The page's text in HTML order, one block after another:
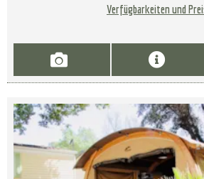
Verfügbarkeiten und